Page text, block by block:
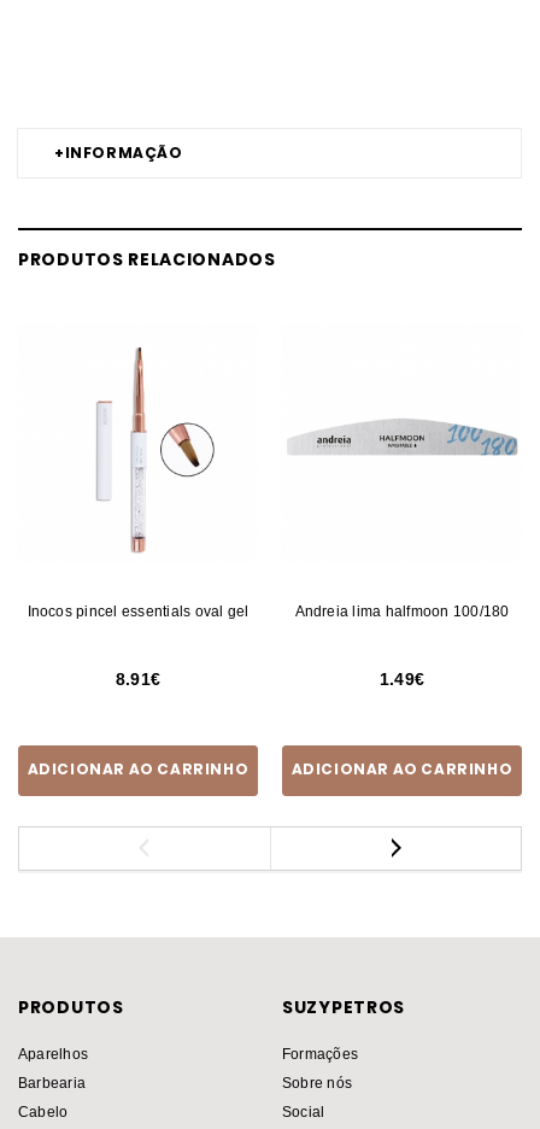
+INFORMAÇÃO
PRODUTOS RELACIONADOS
Inocos pincel essentials oval gel
8.91
ADICIONAR AO CARRINHO
Andreia lima halfmoon 100/180
1.49
ADICIONAR AO CARRINHO
PRODUTOS
Aparelhos
Barbearia
Cabelo
SUZYPETROS
Formações
Sobre nós
Social